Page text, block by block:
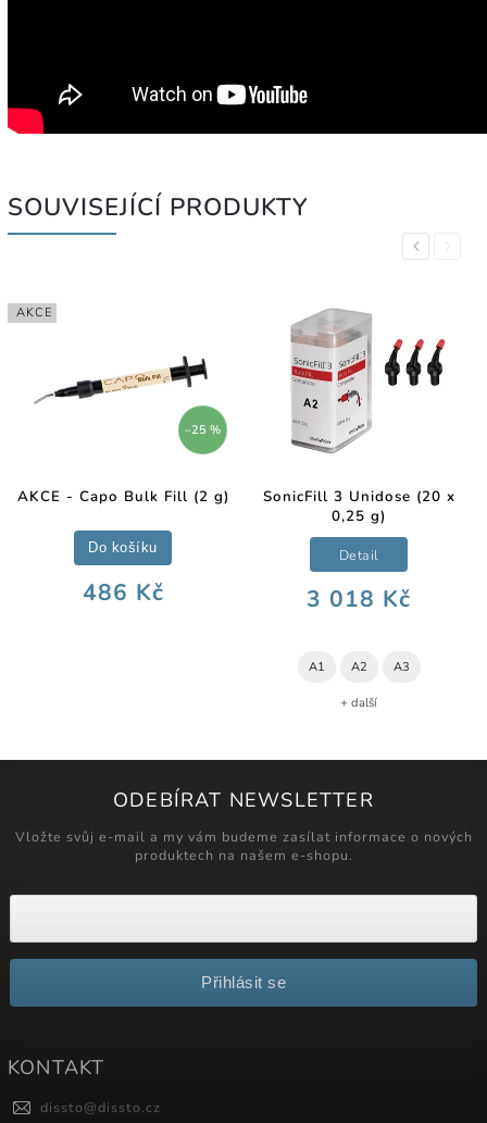
SOUVISEJÍCÍ PRODUKTY
Previous
AKCE
–25 %
AKCE - Capo Bulk Fill (2 g)
486 Kč
Do košíku
SonicFill 3 Unidose (20 x
0,25 g)
3 018 Kč
Detail
A1 A2 A3
+ další
Next
ODEBÍRAT NEWSLETTER
Vložte svůj e-mail a my vám budeme zasílat informace o nových
produktech na našem e-shopu.
Přihlásit se
KONTAKT
dissto@dissto.cz